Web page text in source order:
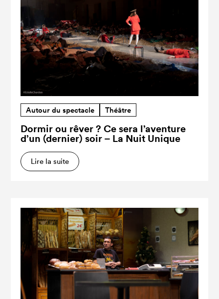
Autour du spectacle Théâtre
Dormir ou rêver ? Ce sera l’aventure
d’un (dernier) soir – La Nuit Unique
Lire la suite